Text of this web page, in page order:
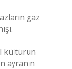
gaz
kültürün
ayranın